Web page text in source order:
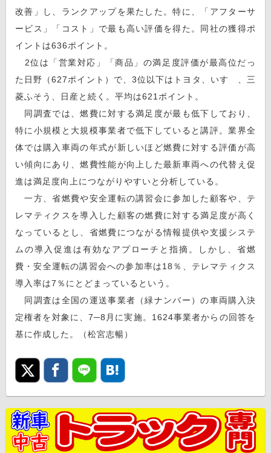
改善」し、ランクアップを果たした。特に、「アフターサ
ービス」「コスト」で最も高い評価を得た。同社の獲得ポ
イントは636ポイント。
2位は「営業対応」「商品」の満足度評価が最高位だっ
た日野（627ポイント）で、3位以下はトヨタ、いすゞ、三
菱ふそう、日産と続く。平均は621ポイント。
同調査では、燃費に対する満足度が最も低下しており、
特に小規模と大規模事業者で低下していると講評。業界全
体では購入車両の年式が新しいほど燃費に対する評価が高
い傾向にあり、燃費性能が向上した最新車両への代替え促
進は満足度向上につながりやすいと分析している。
一方、省燃費や安全運転の講習会に参加した顧客や、テ
レマティクスを導入した顧客の燃費に対する満足度が高く
なっているとし、省燃費につながる情報提供や支援システ
ムの導入促進は有効なアプローチと指摘。しかし、省燃
費・安全運転の講習会への参加率は18％、テレマティクス
導入率は7％にとどまっているという。
同調査は全国の運送事業者（緑ナンバー）の車両購入決
定権者を対象に、7─8月に実施。1624事業者からの回答を
基に作成した。（松宮志暢）